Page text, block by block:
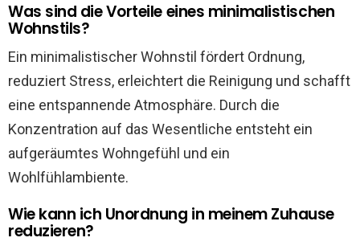
Was sind die Vorteile eines minimalistischen
Wohnstils?
Ein minimalistischer Wohnstil fördert Ordnung,
reduziert Stress, erleichtert die Reinigung und schafft
eine entspannende Atmosphäre. Durch die
Konzentration auf das Wesentliche entsteht ein
aufgeräumtes Wohngefühl und ein
Wohlfühlambiente.
Wie kann ich Unordnung in meinem Zuhause
reduzieren?